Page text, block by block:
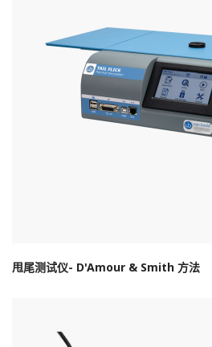
甩尾测试仪- D'Amour & Smith 方法